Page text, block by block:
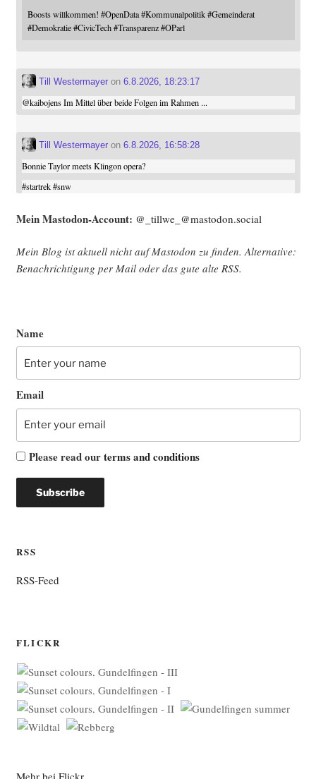
Boosts willkommen! #OpenData #Kommunalpolitik #Gemeinderat
#Demokratie #CivicTech #Transparenz #OParl
Till Westermayeron 6.8.2026, 18:23:17
@kaibojensIm Mittel über beide Folgen im Rahmen ...
Till Westermayeron 6.8.2026, 16:58:28
Bonnie Taylor meets Klingon opera?
#startrek #snw
Mein Mast­o­don-Account: @_tillwe_@mastodon.social
Mein Blog ist aktu­ell nicht auf Mast­o­don zu fin­den. Alter­na­ti­ve:
Benach­rich­ti­gung per Mail oder das gute alte RSS.
Name
Email
Please read ourterms and conditions
RSS
RSS-Feed
FLICKR